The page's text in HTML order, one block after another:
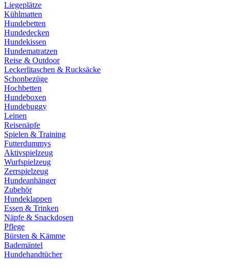
Liegeplätze
Kühlmatten
Hundebetten
Hundedecken
Hundekissen
Hundematratzen
Reise & Outdoor
Leckerlitaschen & Rucksäcke
Schonbezüge
Hochbetten
Hundeboxen
Hundebuggy
Leinen
Reisenäpfe
Spielen & Training
Futterdummys
Aktivspielzeug
Wurfspielzeug
Zerrspielzeug
Hundeanhänger
Zubehör
Hundeklappen
Essen & Trinken
Näpfe & Snackdosen
Pflege
Bürsten & Kämme
Bademäntel
Hundehandtücher